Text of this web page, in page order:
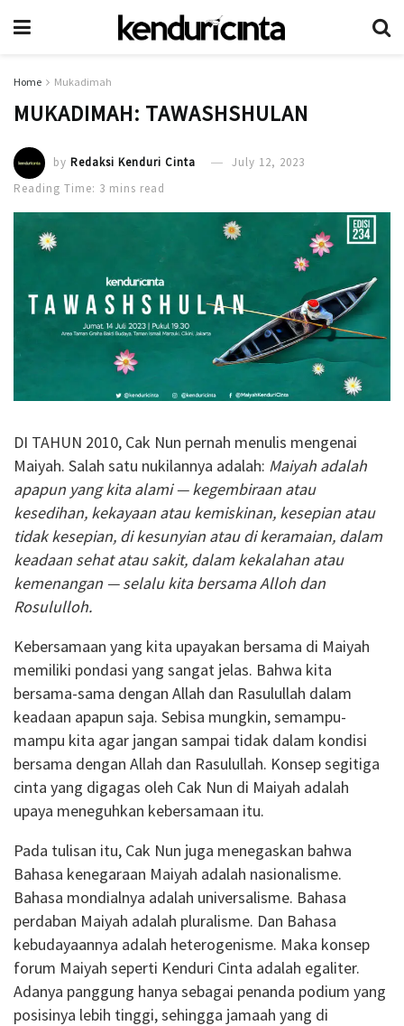
Home Mukadimah
MUKADIMAH: TAWASHSHULAN
by Redaksi Kenduri Cinta
July 12, 2023
Reading Time: 3 mins read
DI TAHUN 2010, Cak Nun pernah menulis mengenai
Maiyah. Salah satu nukilannya adalah: Maiyah adalah
apapun yang kita alami — kegembiraan atau
kesedihan, kekayaan atau kemiskinan, kesepian atau
tidak kesepian, di kesunyian atau di keramaian, dalam
keadaan sehat atau sakit, dalam kekalahan atau
kemenangan — selalu kita bersama Alloh dan
Rosululloh.
Kebersamaan yang kita upayakan bersama di Maiyah
memiliki pondasi yang sangat jelas. Bahwa kita
bersama-sama dengan Allah dan Rasulullah dalam
keadaan apapun saja. Sebisa mungkin, semampu-
mampu kita agar jangan sampai tidak dalam kondisi
bersama dengan Allah dan Rasulullah. Konsep segitiga
cinta yang digagas oleh Cak Nun di Maiyah adalah
upaya meneguhkan kebersamaan itu.
Pada tulisan itu, Cak Nun juga menegaskan bahwa
Bahasa kenegaraan Maiyah adalah nasionalisme.
Bahasa mondialnya adalah universalisme. Bahasa
perdaban Maiyah adalah pluralisme. Dan Bahasa
kebudayaannya adalah heterogenisme. Maka konsep
forum Maiyah seperti Kenduri Cinta adalah egaliter.
Adanya panggung hanya sebagai penanda podium yang
posisinya lebih tinggi, sehingga jamaah yang di